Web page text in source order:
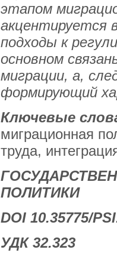
этапом
акцентируется
подходы к
основном
миграции, а,
формирующий
Ключевые
миграционная
труда,
ПОЛИТИКИ
DOI 10.35775/
УДК 32.323